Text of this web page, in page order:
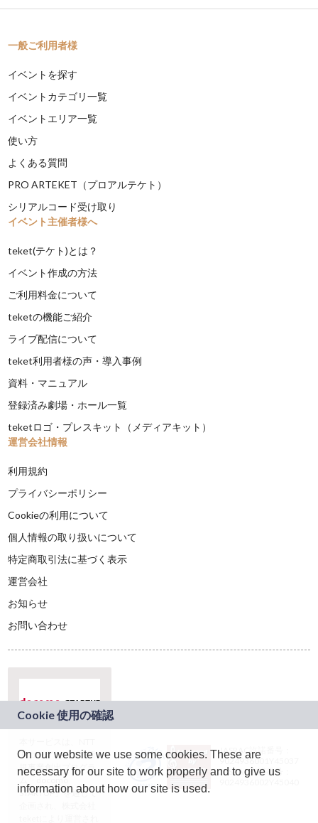
一般ご利用者様
イベントを探す
イベントカテゴリ一覧
イベントエリア一覧
使い方
よくある質問
PRO ARTEKET（プロアルテケト）
シリアルコード受け取り
イベント主催者様へ
teket(テケト)とは？
イベント作成の方法
ご利用料金について
teketの機能ご紹介
ライブ配信について
teket利用者様の声・導入事例
資料・マニュアル
登録済み劇場・ホール一覧
teketロゴ・プレスキット（メディアキット）
運営会社情報
利用規約
プライバシーポリシー
Cookieの利用について
個人情報の取り扱いについて
特定商取引法に基づく表示
運営会社
お知らせ
お問い合わせ
ドコモグループの新
規事業創出プログラ
ム「docomo
STARTUP」を通じて
JASRAC許諾番号：
9024936001Y45037
JASRAC許諾番号：
On our website we use some cookies. These are
necessary for our site to work properly and to give us
information about how our site is used.